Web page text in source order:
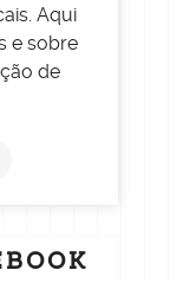
Aqui
e sobre
de